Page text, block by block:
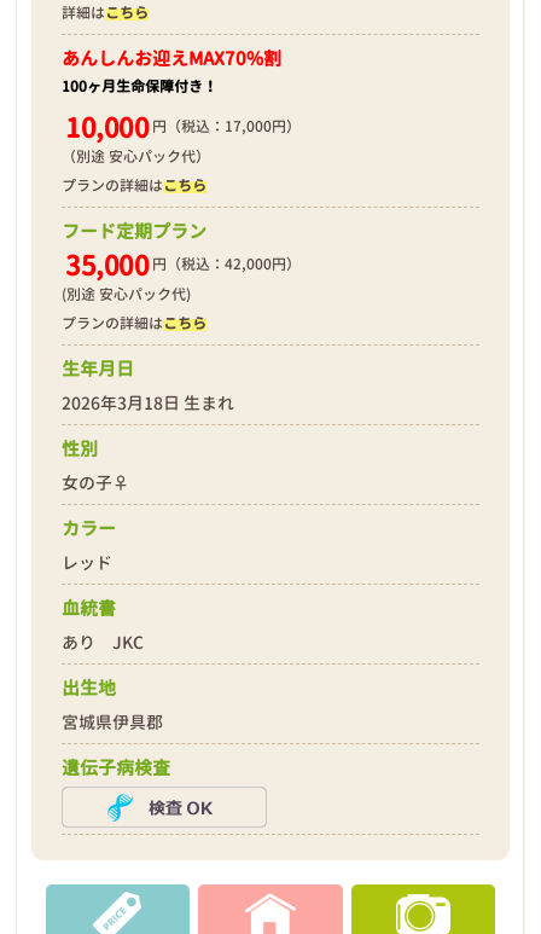
2026年03月19日
❮ ❯
詳細はこちら
あんしんお迎えMAX70%割
100ヶ月生命保障付き！
10,000 円（税込：17,000円）
（別途 安心パック代）
プランの詳細はこちら
フード定期プラン
35,000 円（税込：42,000円）
(別途 安心パック代)
プランの詳細はこちら
生年月日
2026年3月18日 生まれ
性別
女の子♀
カラー
レッド
血統書
あり JKC
出生地
宮城県伊具郡
遺伝子病検査